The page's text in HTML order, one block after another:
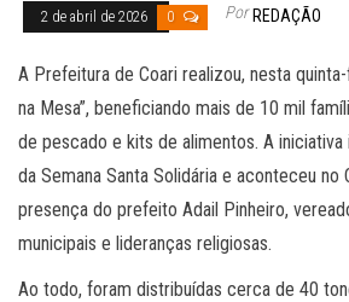
2 de abril de 2026 0 Por REDAÇÃO
A Prefeitura de Coari realizou, nesta
na Mesa”, beneficiando mais de 10 mil
de pescado e kits de alimentos. A
da Semana Santa Solidária e aconteceu no
presença do prefeito Adail Pinheiro,
municipais e lideranças religiosas.
Ao todo, foram distribuídas cerca de 40